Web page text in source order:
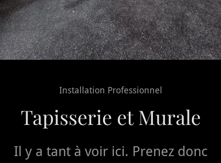
Installation Professionnel
Tapisserie et Murale
Il y a tant à voir ici. Prenez donc